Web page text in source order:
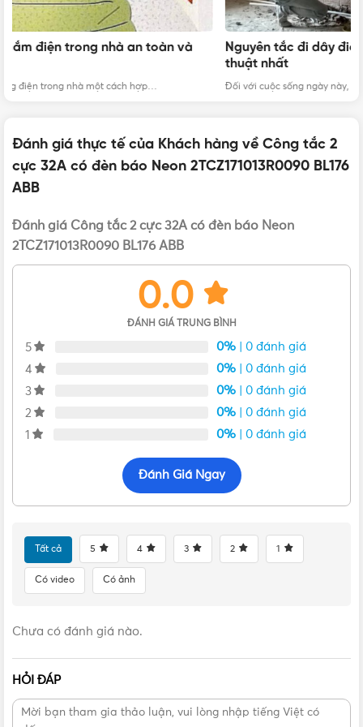
Catalogue ABB
Thông số và bản vẽ kỹ thuật của Công tắc 2 cực 32AX có đèn
báo Neon 2TCZ171013R0090
Hình ảnh Công tắc máy nước nóng 32A
2TCZ171013R0090 BL176
Nguyên tắc đi dây điện âm tường an toàn và đúng kỹ
Đối với cuộc sống ngày này, yếu tố thẩm mỹ được đánh giá…
Đánh giá thực tế của Khách hàng về Công tắc 2
cực 32A có đèn báo Neon 2TCZ171013R0090 BL176
ABB
Đánh giá Công tắc 2 cực 32A có đèn báo Neon
2TCZ171013R0090 BL176 ABB
0.0
ĐÁNH GIÁ TRUNG BÌNH
5 0% | 0 đánh giá
4
0% | 0 đánh giá
3
0% | 0 đánh giá
2
0% | 0 đánh giá
1
0% | 0 đánh giá
Đánh Giá Ngay
Tất cả 5 4 3 2 1
Có video Có ảnh
Chưa có đánh giá nào.
HỎI ĐÁP